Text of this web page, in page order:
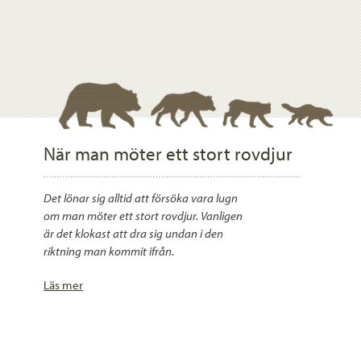
När man möter ett stort rovdjur
Det lönar sig alltid att försöka vara lugn
om man möter ett stort rovdjur. Vanligen
är det klokast att dra sig undan i den
riktning man kommit ifrån.
Läs mer